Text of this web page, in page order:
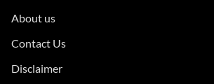
About us
Contact Us
Disclaimer